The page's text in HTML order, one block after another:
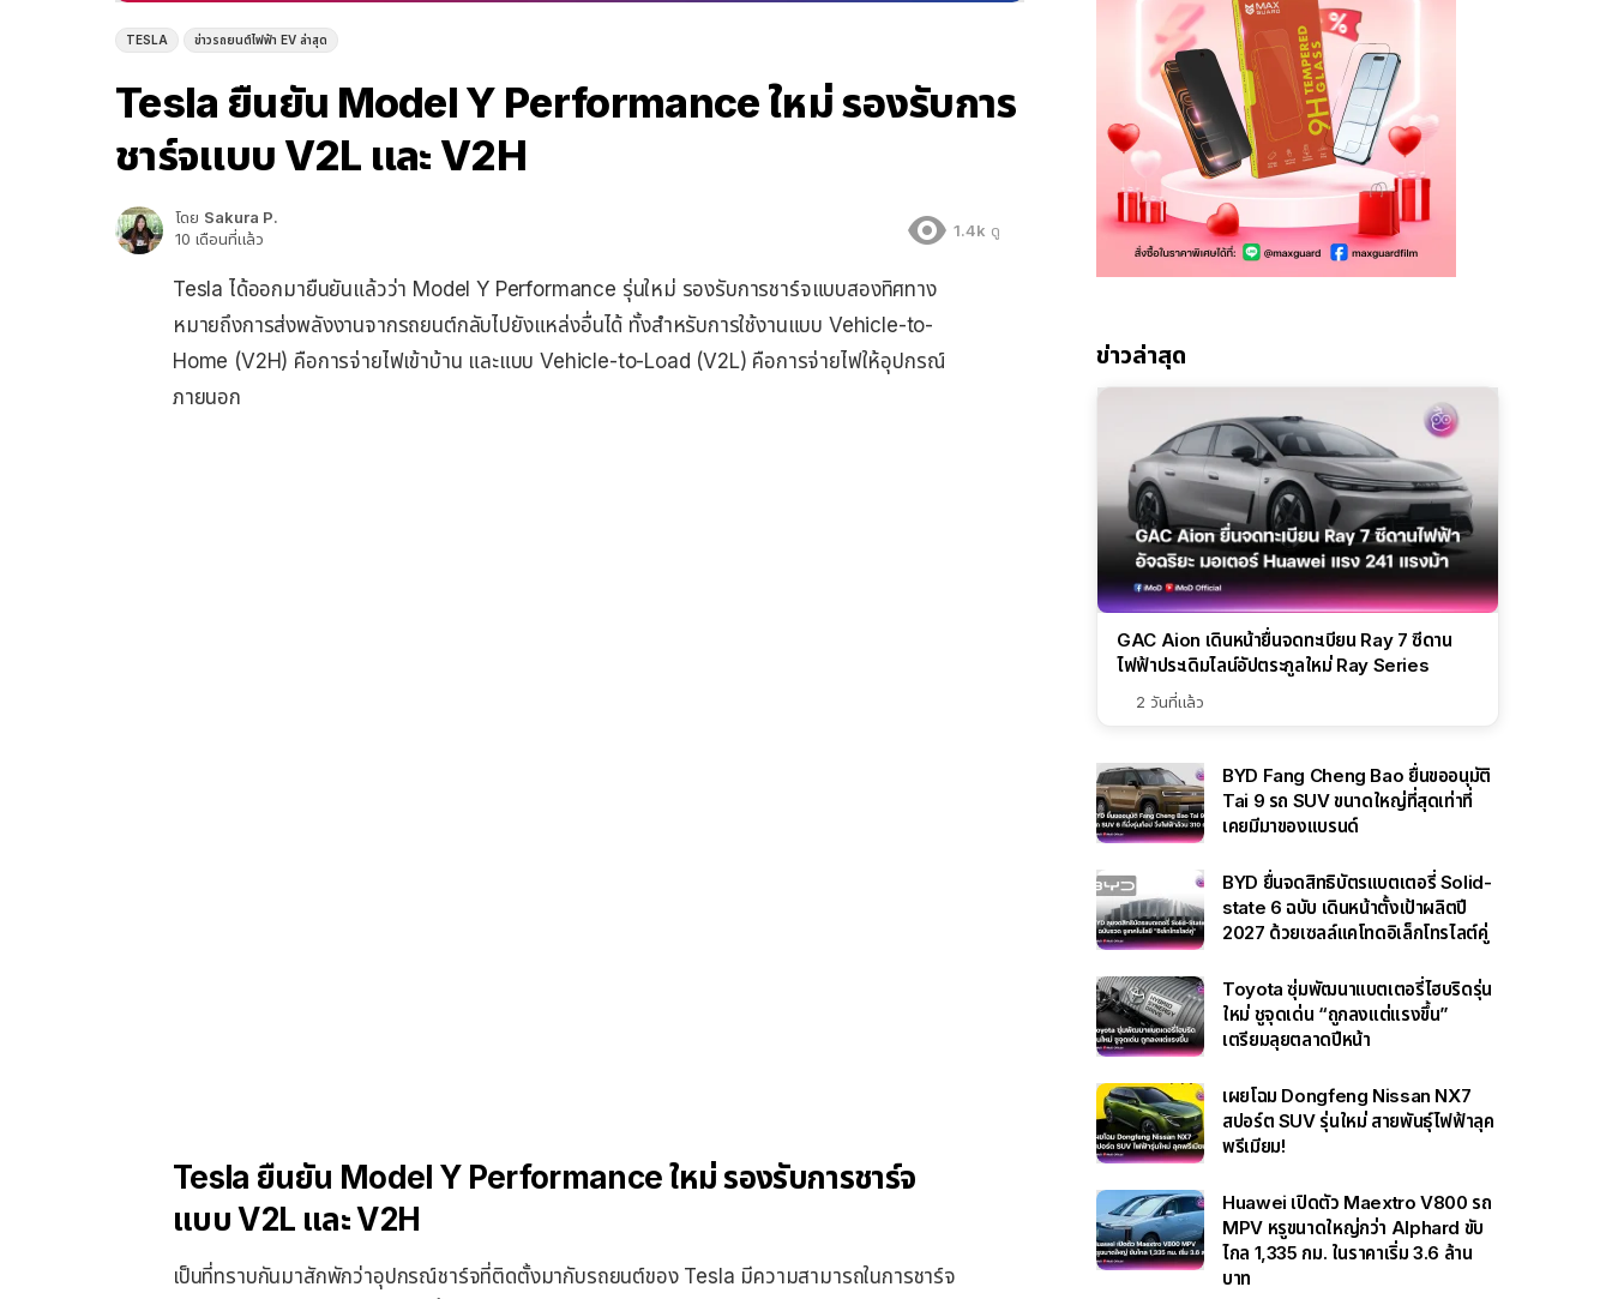
TESLA ข่าวรถยนต์ไฟฟ้า EV ล่าสุด
Tesla ยืนยัน Model Y Performance ใหม่ รองรับการ
ชาร์จแบบ V2L และ V2H
โดย Sakura P.
10 เดือนที่แล้ว
1.4k ดู
Tesla ได้ออกมายืนยันแล้วว่า Model Y Performance รุ่นใหม่ รองรับการชาร์จแบบสองทิศทาง
หมายถึงการส่งพลังงานจากรถยนต์กลับไปยังแหล่งอื่นได้ ทั้งสำหรับการใช้งานแบบ Vehicle-to-
Home (V2H) คือการจ่ายไฟเข้าบ้าน และแบบ Vehicle-to-Load (V2L) คือการจ่ายไฟให้อุปกรณ์
ภายนอก
Tesla ยืนยัน Model Y Performance ใหม่ รองรับการชาร์จ
แบบ V2L และ V2H
เป็นที่ทราบกันมาสักพักว่าอุปกรณ์ชาร์จที่ติดตั้งมากับรถยนต์ของ Tesla มีความสามารถในการชาร์จ
ข่าวล่าสุด
GAC Aion เดินหน้ายื่นจดทะเบียน Ray 7 ซีดาน
ไฟฟ้าประเดิมไลน์อัปตระกูลใหม่ Ray Series
2 วันที่แล้ว
BYD Fang Cheng Bao ยื่นขออนุมัติ
Tai 9 รถ SUV ขนาดใหญ่ที่สุดเท่าที่
เคยมีมาของแบรนด์
BYD ยื่นจดสิทธิบัตรแบตเตอรี่ Solid-
state 6 ฉบับ เดินหน้าตั้งเป้าผลิตปี
2027 ด้วยเซลล์แคโทดอิเล็กโทรไลต์คู่
Toyota ซุ่มพัฒนาแบตเตอรี่ไฮบริดรุ่น
ใหม่ ชูจุดเด่น “ถูกลงแต่แรงขึ้น”
เตรียมลุยตลาดปีหน้า
เผยโฉม Dongfeng Nissan NX7
สปอร์ต SUV รุ่นใหม่ สายพันธุ์ไฟฟ้าลุค
พรีเมียม!
Huawei เปิดตัว Maextro V800 รถ
MPV หรูขนาดใหญ่กว่า Alphard ขับ
ไกล 1,335 กม. ในราคาเริ่ม 3.6 ล้าน
บาท